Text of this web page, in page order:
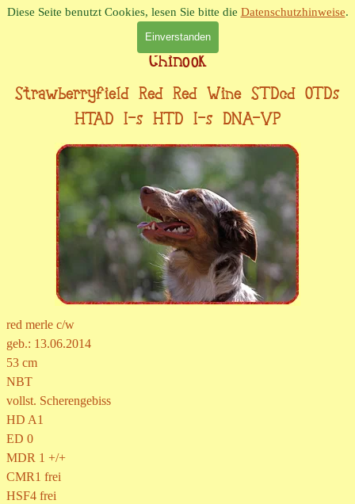
Diese Seite benutzt Cookies, lesen Sie bitte die Datenschutzhinweise.
Einverstanden
Direkt zum Seiteninhalt
Menü überspringen
Chinook
Strawberryfield Red Red Wine STDcd OTDs
HTAD I-s HTD I-s DNA-VP
red merle c/w
geb.: 13.06.2014
53 cm
NBT
vollst. Scherengebiss
HD A1
ED 0
MDR 1 +/+
CMR1 frei
HSF4 frei